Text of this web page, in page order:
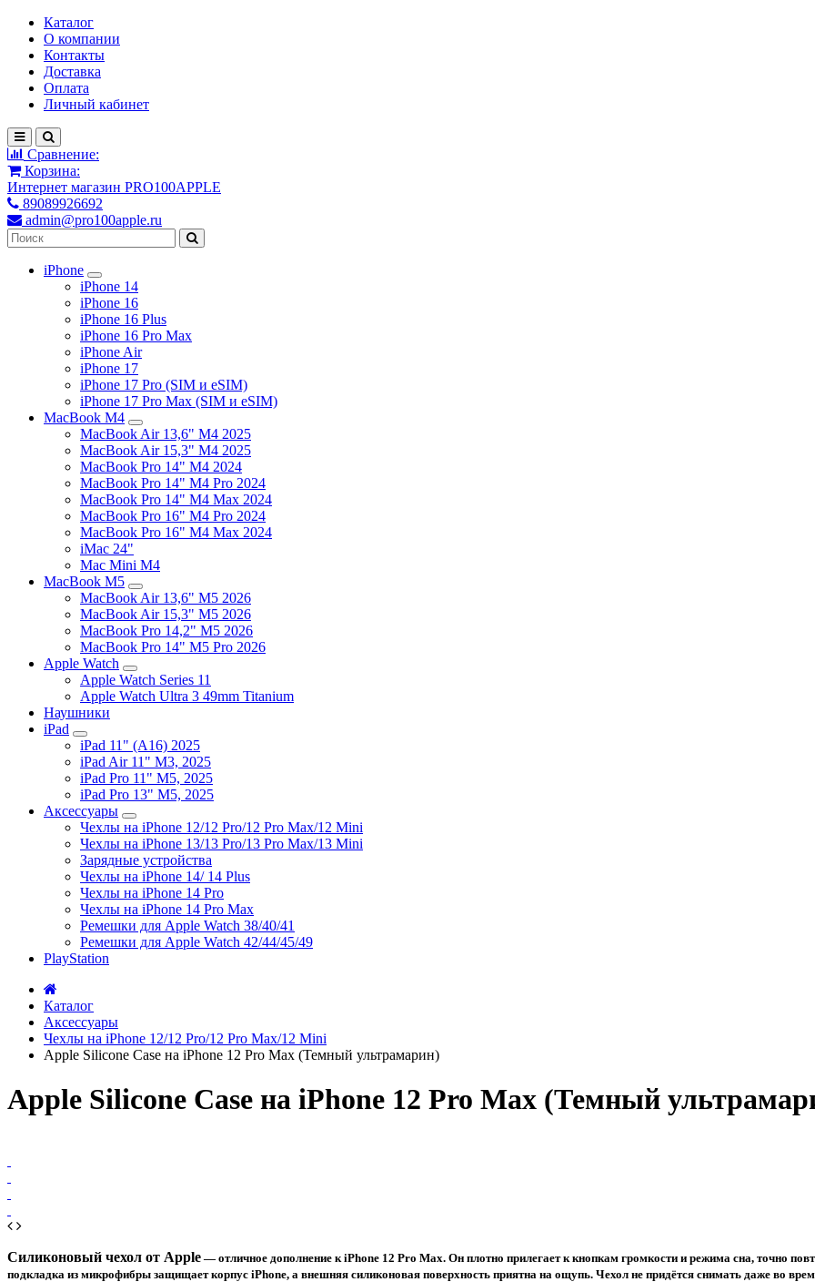
Каталог
О компании
Контакты
Доставка
Оплата
Личный кабинет
Сравнение:
Корзина:
Интернет магазин PRO100APPLE
89089926692
admin@pro100apple.ru
iPhone
iPhone 14
iPhone 16
iPhone 16 Plus
iPhone 16 Pro Max
iPhone Air
iPhone 17
iPhone 17 Pro (SIM и eSIM)
iPhone 17 Pro Max (SIM и eSIM)
MacBook M4
MacBook Air 13,6" M4 2025
MacBook Air 15,3" M4 2025
MacBook Pro 14" M4 2024
MacBook Pro 14" M4 Pro 2024
MacBook Pro 14" M4 Max 2024
MacBook Pro 16" M4 Pro 2024
MacBook Pro 16" M4 Max 2024
iMac 24"
Mac Mini M4
MacBook M5
MacBook Air 13,6" M5 2026
MacBook Air 15,3" M5 2026
MacBook Pro 14,2" M5 2026
MacBook Pro 14" M5 Pro 2026
Apple Watch
Apple Watch Series 11
Apple Watch Ultra 3 49mm Titanium
Наушники
iPad
iPad 11" (A16) 2025
iPad Air 11" M3, 2025
iPad Pro 11" M5, 2025
iPad Pro 13" M5, 2025
Аксессуары
Чехлы на iPhone 12/12 Pro/12 Pro Max/12 Mini
Чехлы на iPhone 13/13 Pro/13 Pro Max/13 Mini
Зарядные устройства
Чехлы на iPhone 14/ 14 Plus
Чехлы на iPhone 14 Pro
Чехлы на iPhone 14 Pro Max
Ремешки для Apple Watch 38/40/41
Ремешки для Apple Watch 42/44/45/49
PlayStation
Каталог
Аксессуары
Чехлы на iPhone 12/12 Pro/12 Pro Max/12 Mini
Apple Silicone Case на iPhone 12 Pro Max (Темный ультрамарин)
Apple Silicone Case на iPhone 12 Pro Max (Темный
Силиконовый чехол от Apple — отличное дополнение к iPhone 12 Pro Max. Он плотно прилегает к кнопкам громкости и режима сна, точно
подкладка из микрофибры защищает корпус iPhone, а внешняя силиконовая поверхность приятна на ощупь. Чехол не придётся снимать даже во